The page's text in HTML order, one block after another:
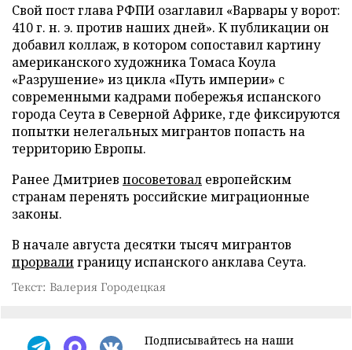
Свой пост глава РФПИ озаглавил «Варвары у ворот:
410 г. н. э. против наших дней». К публикации он
добавил коллаж, в котором сопоставил картину
американского художника Томаса Коула
«Разрушение» из цикла «Путь империи» с
современными кадрами побережья испанского
города Сеута в Северной Африке, где фиксируются
попытки нелегальных мигрантов попасть на
территорию Европы.
Ранее Дмитриев посоветовал европейским
странам перенять российские миграционные
законы.
В начале августа десятки тысяч мигрантов
прорвалиграницу испанского анклава Сеута.
Текст: Валерия Городецкая
Подписывайтесь на наши